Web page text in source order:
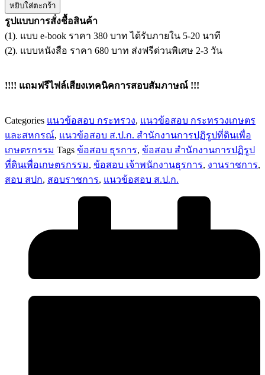
แนว
ข้อสอบ
เจ้า
พนักงาน
ปฏิบัติ
การ
ปฏิรูป
ที่ดิน
เพื่อ
เกษตรกรรม
หยิบใส่ตะกร้า
รูปแบบการสั่งชื้อสินค้า
(1). แบบ e-book ราคา 380 บาท ได้รับภายใน 5-20 นาที
(2). แบบหนังสือ ราคา 680 บาท ส่งฟรีด่วนพิเศษ 2-3 วัน
!!!! แถมฟรีไฟล์เสียงเทคนิคการสอบสัมภาษณ์ !!!
Categories แนวข้อสอบ กระทรวง, แนวข้อสอบ กระทรวงเกษตร
และสหกรณ์, แนวข้อสอบ ส.ป.ก. สำนักงานการปฏิรูปที่ดินเพื่อ
เกษตรกรรม Tags ข้อสอบ ธุรการ, ข้อสอบ สำนักงานการปฏิรูป
ที่ดินเพื่อเกษตรกรรม, ข้อสอบ เจ้าพนักงานธุรการ, งานราชการ,
สอบ สปก, สอบราชการ, แนวข้อสอบ ส.ป.ก.